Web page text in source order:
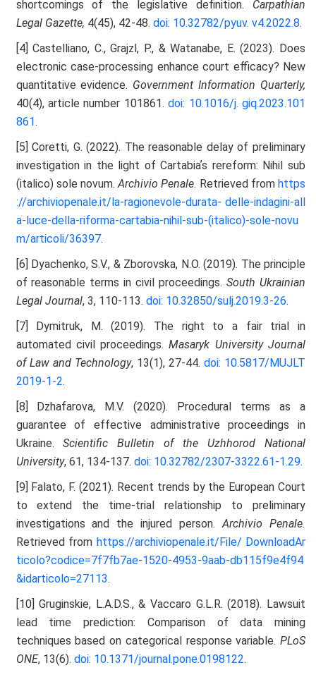
shortcomings of the legislative definition. Carpathian
Legal Gazette, 4(45), 42-48. doi: 10.32782/pyuv. v4.2022.8.
[4] Castelliano, C., Grajzl, P., & Watanabe, E. (2023). Does
electronic case-processing enhance court efficacy? New
quantitative evidence. Government Information Quarterly,
40(4), article number 101861.doi: 10.1016/j. giq.2023.101
861.
[5] Coretti, G. (2022). The reasonable delay of preliminary
investigation in the light of Cartabiaʼs rereform: Nihil sub
(italico) sole novum.Archivio Penale. Retrieved from https
://archiviopenale.it/la-ragionevole-durata- delle-indagini-all
a-luce-della-riforma-cartabia-nihil-sub-(italico)-sole-novu
m/articoli/36397.
[6] Dyachenko, S.V., & Zborovska, N.O. (2019). The principle
of reasonable terms in civil proceedings.South Ukrainian
Legal Journal, 3, 110-113. doi: 10.32850/sulj.2019.3-26.
[7] Dymitruk, M. (2019). The right to a fair trial in
automated civil proceedings.Masaryk University Journal
of Law and Technology, 13(1), 27-44. doi: 10.5817/MUJLT
2019-1-2.
[8] Dzhafarova, M.V. (2020). Procedural terms as a
guarantee of effective administrative proceedings in
Ukraine.Scientific Bulletin of the Uzhhorod National
University, 61, 134-137. doi: 10.32782/2307-3322.61-1.29.
[9] Falato, F. (2021). Recent trends by the European Court
to extend the time-trial relationship to preliminary
investigations and the injured person.Archivio Penale.
Retrieved from https://archiviopenale.it/File/ DownloadAr
ticolo?codice=7f7fb7ae-1520-4953-9aab-db115f9e4f94
&idarticolo=27113.
[10] Gruginskie, L.A.D.S., & Vaccaro G.L.R. (2018). Lawsuit
lead time prediction: Comparison of data mining
techniques based on categorical response variable. PLoS
ONE, 13(6). doi: 10.1371/journal.pone.0198122.